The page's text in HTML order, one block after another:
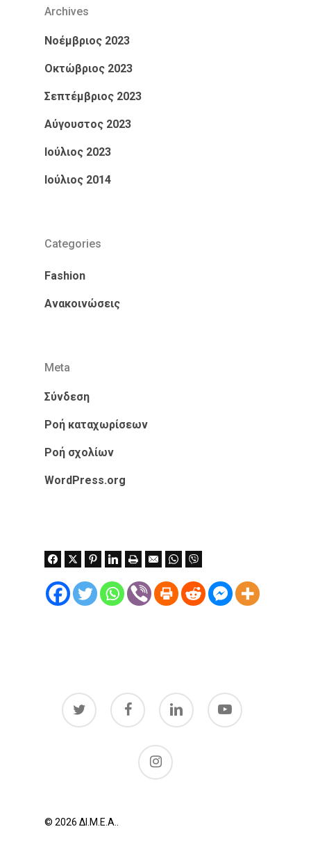
Archives
Νοέμβριος 2023
Οκτώβριος 2023
Σεπτέμβριος 2023
Αύγουστος 2023
Ιούλιος 2023
Ιούλιος 2014
Categories
Fashion
Ανακοινώσεις
Meta
Σύνδεση
Ροή καταχωρίσεων
Ροή σχολίων
WordPress.org
twitter facebook linkedin youtube
instagram
© 2026 ΔΙ.Μ.Ε.Α..